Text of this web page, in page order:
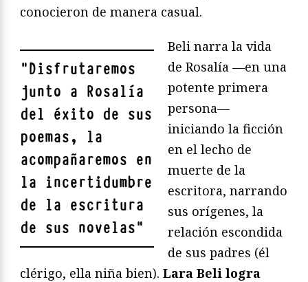
conocieron de manera casual.
"Disfrutaremos
junto a Rosalía
del éxito de sus
poemas, la
acompañaremos en
la incertidumbre
de la escritura
de sus novelas"
Beli narra la vida
de Rosalía —en una
potente primera
persona—
iniciando la ficción
en el lecho de
muerte de la
escritora, narrando
sus orígenes, la
relación escondida
de sus padres (él
clérigo, ella niña bien). Lara Beli logra